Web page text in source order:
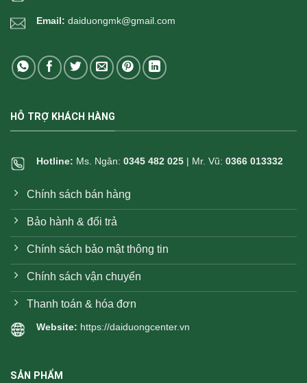
Email: daiduongmk@gmail.com
HỖ TRỢ KHÁCH HÀNG
Hotline: Ms. Ngân: 0345 482 025 | Mr. Vũ: 0366 013332
Chính sách bán hàng
Bảo hành & đổi trả
Chính sách bảo mật thông tin
Chính sách vận chuyển
Thanh toán & hóa đơn
Website: https://daiduongcenter.vn
SẢN PHẨM